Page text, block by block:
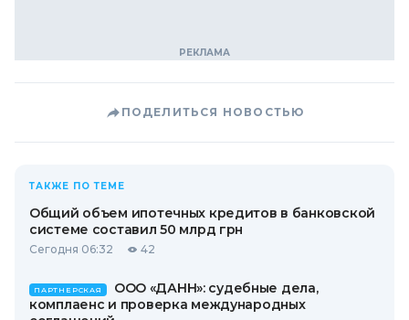
ПОДЕЛИТЬСЯ НОВОСТЬЮ
ТАКЖЕ ПО ТЕМЕ
Общий объем ипотечных кредитов в банковской
системе составил 50 млрд грн
Сегодня 06:32 42
ПАРТНЕРСКАЯ
ООО «ДАНН»: судебные дела,
комплаенс и проверка международных